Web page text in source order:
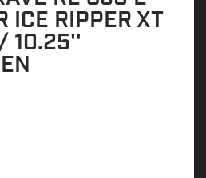
ICE RIPPER XT
10.25''